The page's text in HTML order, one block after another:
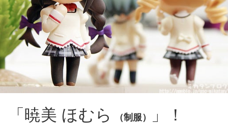
「暁美 ほむら （制服） 」！